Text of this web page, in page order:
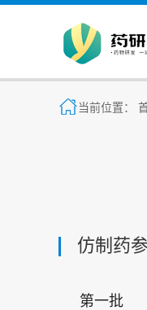
当前位置：
仿制药
第一批